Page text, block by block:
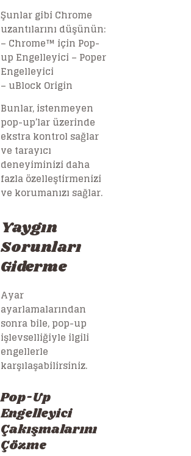
Şunlar gibi Chrome
uzantılarını düşünün:
– Chrome™ için Pop-
up Engelleyici – Poper
Engelleyici
– uBlock Origin
Bunlar, istenmeyen
pop-up’lar üzerinde
ekstra kontrol sağlar
ve tarayıcı
deneyiminizi daha
fazla özelleştirmenizi
ve korumanızı sağlar.
Yaygın
Sorunları
Giderme
Ayar
ayarlamalarından
sonra bile, pop-up
işlevselliğiyle ilgili
engellerle
karşılaşabilirsiniz.
Pop-Up
Engelleyici
Çakışmalarını
Çözme